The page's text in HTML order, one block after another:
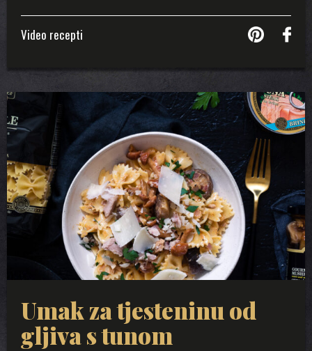
Video recepti
Umak za tjesteninu od
gljiva s tunom